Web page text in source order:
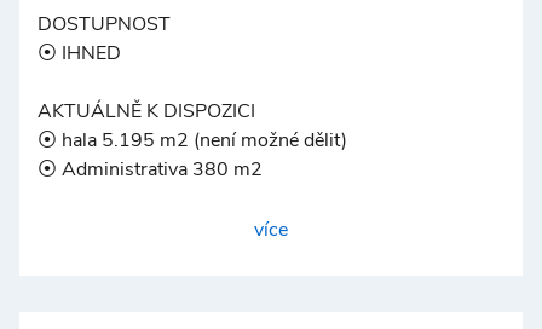
DOSTUPNOST
⦿ IHNED
AKTUÁLNĚ K DISPOZICI
⦿ hala 5.195 m2 (není možné dělit)
⦿ Administrativa 380 m2
více